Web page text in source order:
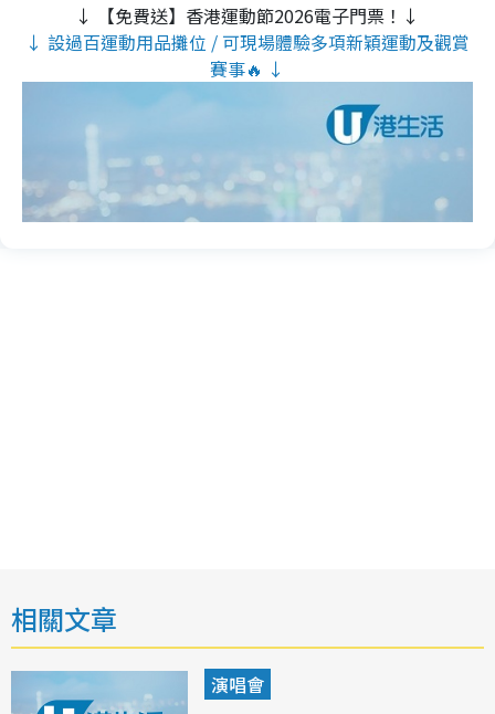
↓ 【免費送】香港運動節2026電子門票！↓
↓ 設過百運動用品攤位 / 可現場體驗多項新穎運動及觀賞
賽事🔥 ↓
相關文章
演唱會